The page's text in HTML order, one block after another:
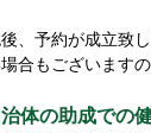
、予約が成立致
合もございます
体の助成での